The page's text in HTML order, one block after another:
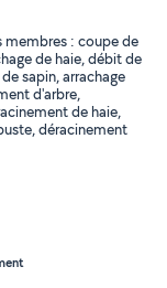
membres : coupe de
de haie, débit de
sapin, arrachage
d'arbre,
de haie,
déracinement